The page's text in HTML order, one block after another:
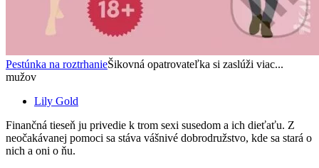
Pestúnka na roztrhanieŠikovná opatrovateľka si zaslúži viac...
mužov
Lily Gold
Finančná tieseň ju privedie k trom sexi susedom a ich dieťaťu. Z
neočakávanej pomoci sa stáva vášnivé dobrodružstvo, kde sa stará o
nich a oni o ňu.